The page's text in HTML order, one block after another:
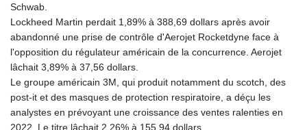
LBP
89416.880105
LKR 335.026171
LSL 16.381249
LTL 2.95274
LVL 0.604891
Schwab.
Lockheed Martin perdait 1,89% à 388,69 dollars après avoir
abandonné une prise de contrôle d'Aerojet Rocketdyne face à
l'opposition du régulateur américain de la concurrence. Aerojet
lâchait 3,89% à 37,56 dollars.
Le groupe américain 3M, qui produit notamment du scotch, des
post-it et des masques de protection respiratoire, a déçu les
analystes en prévoyant une croissance des ventes ralenties en
2022. Le titre lâchait 2,26% à 155,94 dollars.